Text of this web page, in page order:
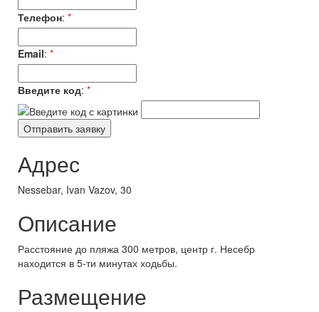
Телефон: *
Email: *
Введите код: *
Адрес
Nessebar, Ivan Vazov, 30
Описание
Расстояние до пляжа 300 метров, центр г. Несебр
находится в 5-ти минутах ходьбы.
Размещение